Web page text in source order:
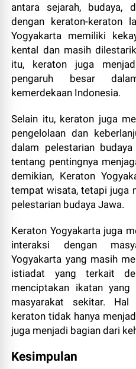
antara sejarah, budaya,
dengan keraton-keraton
Yogyakarta memiliki
kental dan masih
itu, keraton juga
pengaruh besar
kemerdekaan Indonesia.
Selain itu, keraton juga
pengelolaan dan
dalam pelestarian
tentang pentingnya
demikian, Keraton
tempat wisata, tetapi juga
pelestarian budaya Jawa.
Keraton Yogyakarta juga
interaksi dengan
Yogyakarta yang masih
istiadat yang terkait
menciptakan ikatan
masyarakat sekitar. Hal
keraton tidak hanya
juga menjadi bagian dari
Kesimpulan